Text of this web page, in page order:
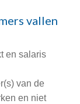
vallen
en salaris
van de
en niet